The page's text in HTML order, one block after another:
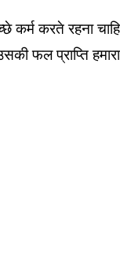
कर्म करते रहना
फल प्राप्ति हमारा